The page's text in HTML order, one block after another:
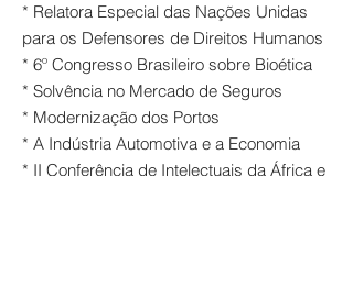
* Relatora Especial das Nações Unidas
para os Defensores de Direitos Humanos
* 6º Congresso Brasileiro sobre Bioética
* Solvência no Mercado de Seguros
* Modernização dos Portos
* A Indústria Automotiva e a Economia
* II Conferência de Intelectuais da África e